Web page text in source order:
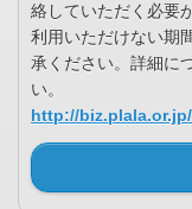
絡していただく必要
利用いただけない期
承ください。詳細に
い。
http://